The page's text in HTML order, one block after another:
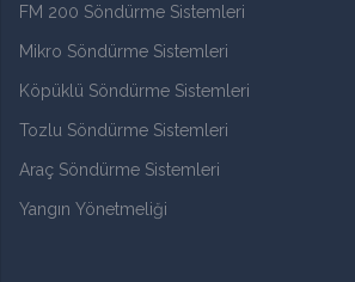
FM 200 Söndürme Sistemleri
Mikro Söndürme Sistemleri
Köpüklü Söndürme Sistemleri
Tozlu Söndürme Sistemleri
Araç Söndürme Sistemleri
Yangın Yönetmeliği